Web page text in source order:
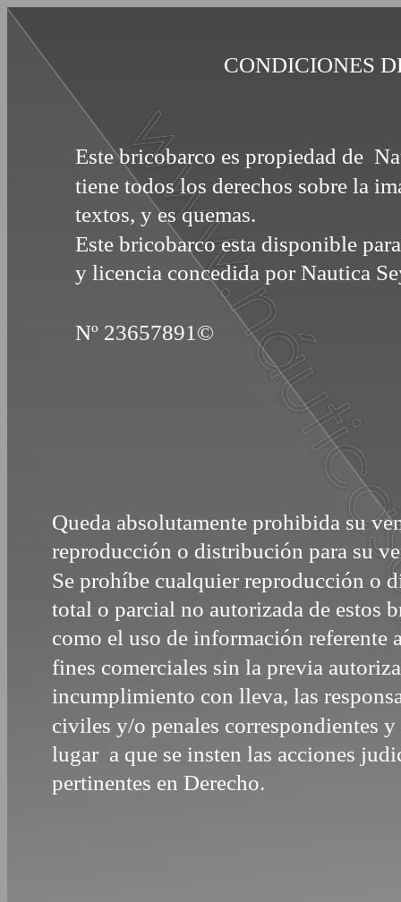
Queda absolutamente prohibida su
reproducción o distribución para su
Se prohíbe cualquier reproducción o
total o parcial no autorizada de estos
como el uso de información referente
fines comerciales sin la previa
incumplimiento con lleva, las
civiles y/o penales correspondientes
lugar a que se insten las acciones
pertinentes en Derecho.
Este bricobarco es propiedad de
tiene todos los derechos sobre la
textos, y es quemas.
Este bricobarco esta disponible
y licencia concedida por Nautica
Nº 23657891©
CONDICIONES